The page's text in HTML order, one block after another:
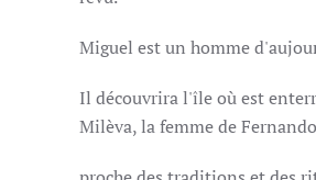
Miguel est un homme
Il découvrira l'île où est
Milèva, la femme de